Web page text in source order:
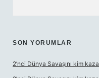
SON YORUMLAR
2’nci Dünya Savaşını kim